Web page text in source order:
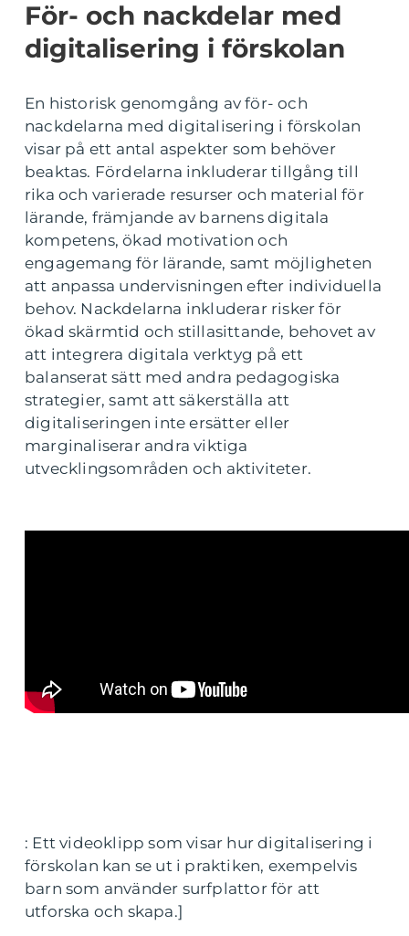
För- och nackdelar med
digitalisering i förskolan
En historisk genomgång av för- och
nackdelarna med digitalisering i förskolan
visar på ett antal aspekter som behöver
beaktas. Fördelarna inkluderar tillgång till
rika och varierade resurser och material för
lärande, främjande av barnens digitala
kompetens, ökad motivation och
engagemang för lärande, samt möjligheten
att anpassa undervisningen efter individuella
behov. Nackdelarna inkluderar risker för
ökad skärmtid och stillasittande, behovet av
att integrera digitala verktyg på ett
balanserat sätt med andra pedagogiska
strategier, samt att säkerställa att
digitaliseringen inte ersätter eller
marginaliserar andra viktiga
utvecklingsområden och aktiviteter.
: Ett videoklipp som visar hur digitalisering i
förskolan kan se ut i praktiken, exempelvis
barn som använder surfplattor för att
utforska och skapa.]